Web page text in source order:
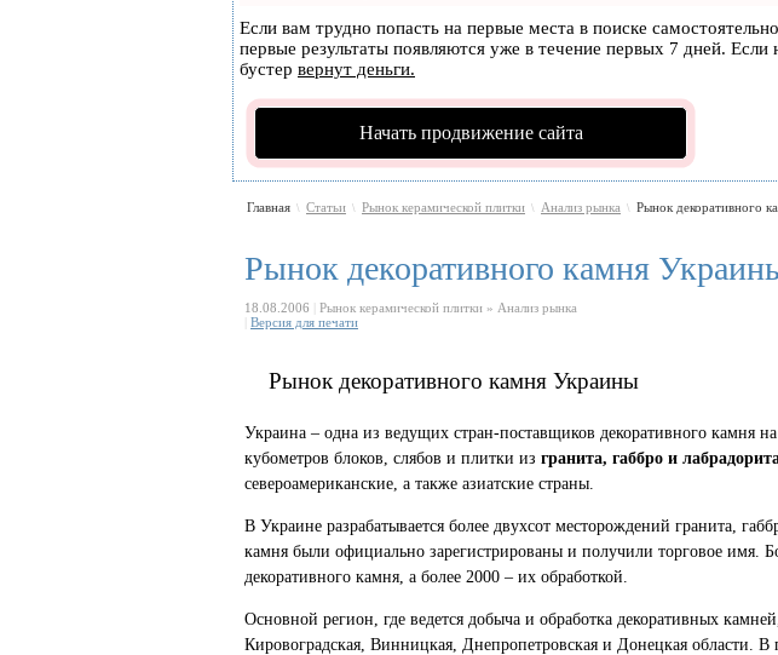
Если вам трудно попасть на первые места в поиске
первые результаты появляются уже в течение первых 7 дней.
бустер вернут деньги.
Начать продвижение сайта
Главная \ Статьи \ Рынок керамической плитки \ Анализ рынка \ Рынок декоративного
Рынок декоративного камня
18.08.2006
Рынок керамической плитки » Анализ рынка
Версия для печати
Рынок декоративного камня Украины
Украина – одна из ведущих стран-поставщиков декоративного камня
кубометров блоков, слябов и плитки из гранита, габбро и
североамериканские, а также азиатские страны.
В Украине разрабатывается более двухсот месторождений гранита,
камня были официально зарегистрированы и получили торговое имя.
декоративного камня, а более 2000 – их обработкой.
Основной регион, где ведется добыча и обработка декоративных
Кировоградская, Винницкая, Днепропетровская и Донецкая области. В